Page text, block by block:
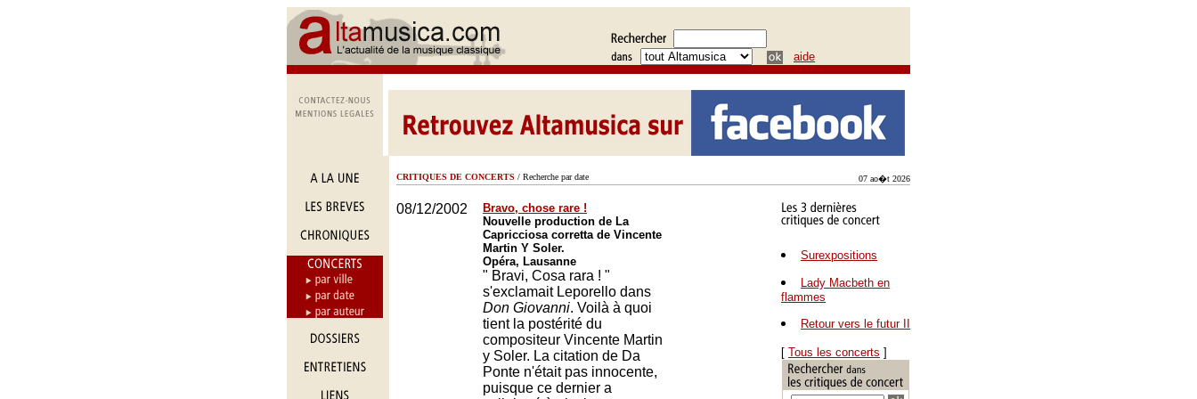
aide
CRITIQUES DE CONCERTS / Recherche par date 07 ao�t 2026
08/12/2002
Bravo, chose rare !
Nouvelle production de La
Capricciosa corretta de Vincente
Martin Y Soler.
Opéra, Lausanne
" Bravi, Cosa rara ! "
s'exclamait Leporello dans
Don Giovanni. Voilà à quoi
tient la postérité du
compositeur Vincente Martin
y Soler. La citation de Da
Ponte n'était pas innocente,
puisque ce dernier a
Surexpositions
Lady Macbeth en
flammes
Retour vers le futur II
[ Tous les concerts ]